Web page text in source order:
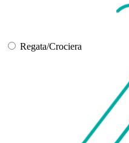
Regata/Crociera